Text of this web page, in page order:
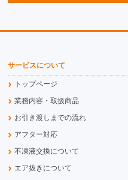
サービスについて
トップページ
業務内容・取扱商品
お引き渡しまでの流れ
アフター対応
不凍液交換について
エア抜きについて